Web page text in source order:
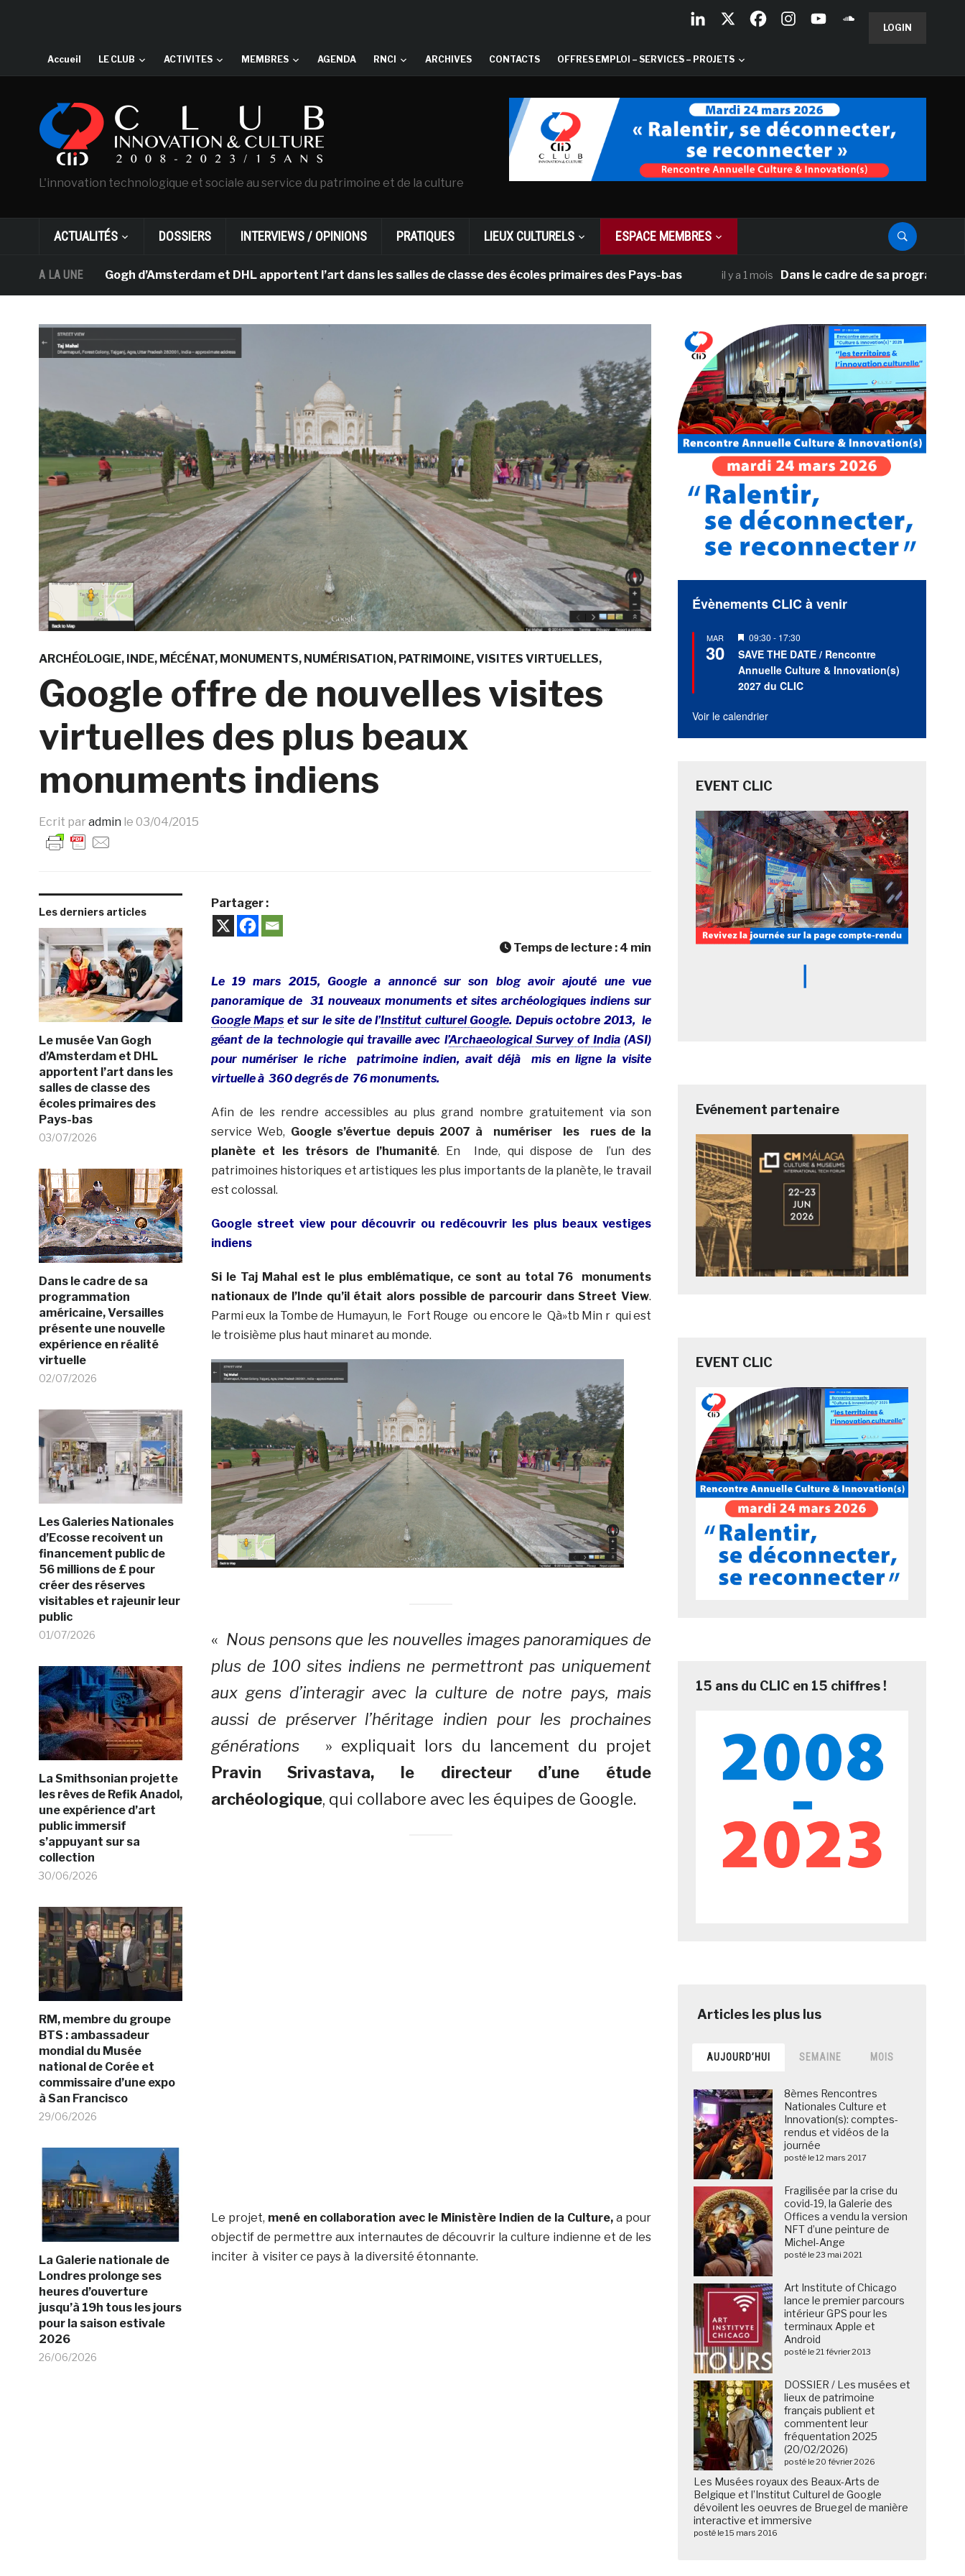
LOGIN
Accueil LE CLUB ACTIVITES MEMBRES AGENDA RNCI ARCHIVES CONTACTS OFFRES EMPLOI – SERVICES – PROJETS
L'innovation technologique et sociale au service du patrimoine et de la culture
ACTUALITÉS DOSSIERS INTERVIEWS / OPINIONS PRATIQUES LIEUX CULTURELS ESPACE MEMBRES
A LA UNE
Van Gogh d’Amsterdam et DHL apportent l’art dans les salles de classe des écoles primaires des Pays-bas il y a 1 mois Dans le cadre de sa programmation
ARCHÉOLOGIE INDE MÉCÉNAT MONUMENTS NUMÉRISATION PATRIMOINE VISITES VIRTUELLES
Google offre de nouvelles visites
virtuelles des plus beaux
monuments indiens
Ecrit par admin le 03/04/2015
Les derniers articles
Le musée Van Gogh
d’Amsterdam et DHL
apportent l’art dans les
salles de classe des
écoles primaires des
Pays-bas
03/07/2026
Dans le cadre de sa
programmation
américaine, Versailles
présente une nouvelle
expérience en réalité
virtuelle
02/07/2026
Les Galeries Nationales
d’Ecosse recoivent un
financement public de
56 millions de £ pour
créer des réserves
visitables et rajeunir leur
public
01/07/2026
La Smithsonian projette
les rêves de Refik Anadol,
une expérience d’art
public immersif
s’appuyant sur sa
collection
30/06/2026
RM, membre du groupe
BTS : ambassadeur
mondial du Musée
national de Corée et
commissaire d’une expo
à San Francisco
29/06/2026
La Galerie nationale de
Londres prolonge ses
heures d’ouverture
jusqu’à 19h tous les jours
pour la saison estivale
2026
26/06/2026
Partager :
Temps de lecture : 4 min
Le 19 mars 2015, Google a annoncé sur son blog avoir ajouté une vue
panoramique de 31 nouveaux monuments et sites archéologiques indiens sur
Google Maps et sur le site de l’Institut culturel Google. Depuis octobre 2013, le
géant de la technologie qui travaille avec l’Archaeological Survey of India(ASI)
pour numériser le riche patrimoine indien, avait déjà mis en ligne la visite
virtuelle à 360 degrés de 76 monuments.
Afin de les rendre accessibles au plus grand nombre gratuitement via son
service Web, Google s’évertue depuis 2007 à numériser les rues de la
planète et les trésors de l’humanité. En Inde, qui dispose de l’un des
patrimoines historiques et artistiques les plus importants de la planète, le travail
est colossal.
Google street view pour découvrir ou redécouvrir les plus beaux vestiges
indiens
Si le Taj Mahal est le plus emblématique, ce sont au total 76 monuments
nationaux de l’Inde qu’il était alors possible de parcourir dans Street View.
Parmi eux la Tombe de Humayun, le Fort Rouge ou encore le Qà»tb Min r qui est
le troisième plus haut minaret au monde.
« Nous pensons que les nouvelles images panoramiques de
plus de 100 sites indiens ne permettront pas uniquement
aux gens d’interagir avec la culture de notre pays, mais
aussi de préserver l’héritage indien pour les prochaines
générations» expliquait lors du lancement du projet
Pravin Srivastava, le directeur d’une étude
archéologique, qui collabore avec les équipes de Google.
Le projet, mené en collaboration avec le Ministère Indien de la Culture, a pour
objectif de permettre aux internautes de découvrir la culture indienne et de les
inciter à visiter ce pays à la diversité étonnante.
Évènements CLIC à venir
MAR
30
Mis
en
avant
09:30 - 17:30
SAVE THE DATE / Rencontre
Annuelle Culture & Innovation(s)
2027 du CLIC
Voir le calendrier
EVENT CLIC
Evénement partenaire
EVENT CLIC
15 ans du CLIC en 15 chiffres !
AUJOURD’HUI SEMAINE MOIS
8èmes Rencontres
Nationales Culture et
Innovation(s): comptes-
rendus et vidéos de la
journée
posté le 12 mars 2017
Fragilisée par la crise du
covid-19, la Galerie des
Offices a vendu la version
NFT d’une peinture de
Michel-Ange
posté le 23 mai 2021
Art Institute of Chicago
lance le premier parcours
intérieur GPS pour les
terminaux Apple et
Android
posté le 21 février 2013
DOSSIER / Les musées et
lieux de patrimoine
français publient et
commentent leur
fréquentation 2025
(20/02/2026)
posté le 20 février 2026
Les Musées royaux des Beaux-Arts de
Belgique et l’Institut Culturel de Google
dévoilent les oeuvres de Bruegel de manière
interactive et immersive
posté le 15 mars 2016